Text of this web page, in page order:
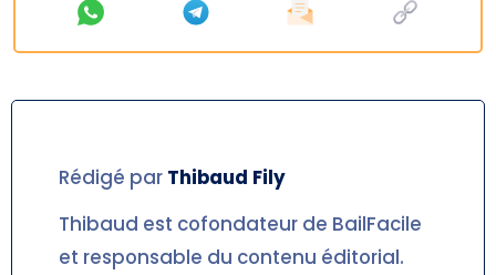
Rédigé par Thibaud Fily
Thibaud est cofondateur de BailFacile
et responsable du contenu éditorial.